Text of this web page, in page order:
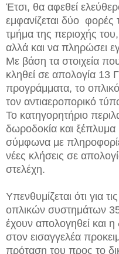
Έτσι, θα αφεθεί
εμφανίζεται δύο φορές
τμήμα της περιοχής
αλλά και να πληρώσει
Με βάση τα στοιχεία
κληθεί σε απολογία 13
προγράμματα, το
τον αντιαεροπορικό
Το κατηγορητήριο
δωροδοκία και
σύμφωνα με
νέες κλήσεις σε
στελέχη.
Υπενθυμίζεται ότι για
οπλικών συστημάτων
έχουν απολογηθεί και η
στον εισαγγελέα
πρόταση του προς το